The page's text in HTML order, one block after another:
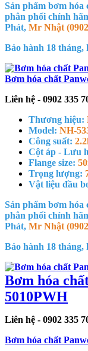
Sản phẩm bơm
phân phối chính
Phát, Mr Nhật
Bảo hành 18 tháng,
Bơm hóa chất
Liên hệ - 0902 335
Thương hiệu:
Model: NH-
Công suất:
Cột áp - Lưu
Flange size:
Trọng lượng:
Vật liệu đầu
Sản phẩm bơm
phân phối chính
Phát, Mr Nhật
Bảo hành 18 tháng,
Bơm hóa
5010PWH
Liên hệ - 0902 335
Bơm hóa chất